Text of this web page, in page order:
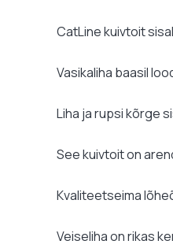
CatLine kuivtoit
Vasikaliha baasil
Liha ja rupsi kõrge
See kuivtoit on
Kvaliteetseima
Veiseliha on rikas